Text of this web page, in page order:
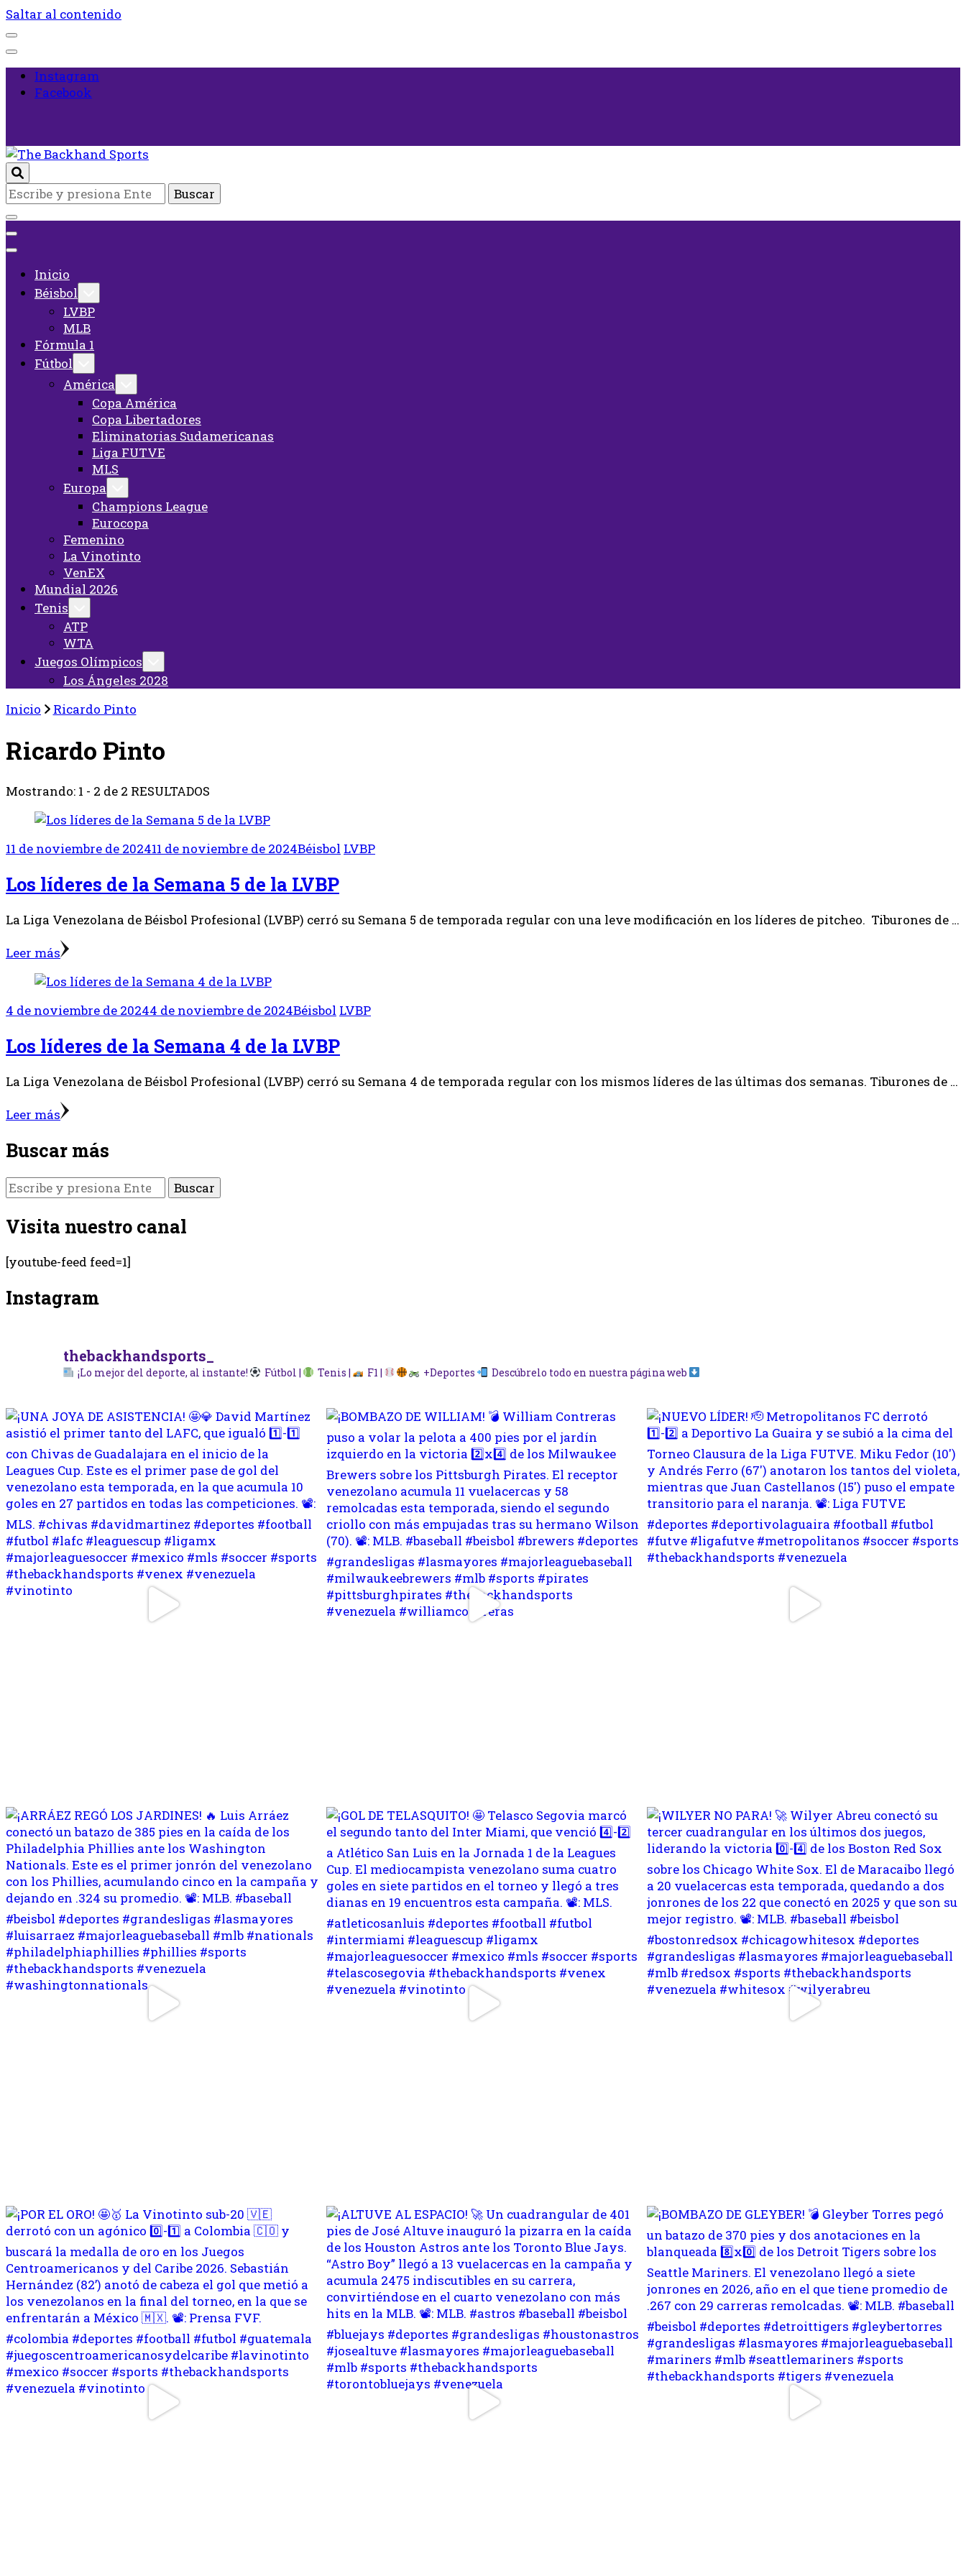
Saltar al contenido
Instagram
Facebook
The Backhand Sports
Inicio
¿Buscas
algo?
Inicio
Béisbol
LVBP
MLB
Fórmula 1
Fútbol
América
Copa América
Copa Libertadores
Eliminatorias Sudamericanas
Liga FUTVE
MLS
Europa
Champions League
Eurocopa
Femenino
La Vinotinto
VenEX
Mundial 2026
Tenis
ATP
WTA
Juegos Olímpicos
Los Ángeles 2028
Inicio
Ricardo Pinto
Ricardo Pinto
Mostrando: 1 - 2 de 2 RESULTADOS
11 de noviembre de 202411 de noviembre de 2024Béisbol LVBP
Los líderes de la Semana 5 de la LVBP
La Liga Venezolana de Béisbol Profesional (LVBP) cerró su Semana 5 de temporada regular con una leve modificación en los líderes de pitcheo. Tiburones de …
Leer más
4 de noviembre de 20244 de noviembre de 2024Béisbol LVBP
Los líderes de la Semana 4 de la LVBP
La Liga Venezolana de Béisbol Profesional (LVBP) cerró su Semana 4 de temporada regular con los mismos líderes de las últimas dos semanas. Tiburones de …
Leer más
Buscar más
¿Buscas
algo?
Visita nuestro canal
[youtube-feed feed=1]
Instagram
thebackhandsports_
¡Lo mejor del deporte, al instante! Fútbol | Tenis | F1 | +Deportes Descúbrelo todo en nuestra página web